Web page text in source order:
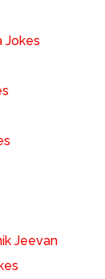
Jokes
Jeevan